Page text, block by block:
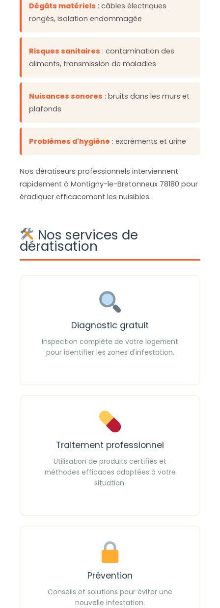
Dégâts matériels : câbles électriques
rongés, isolation endommagée
Risques sanitaires : contamination des
aliments, transmission de maladies
Nuisances sonores : bruits dans les murs et
plafonds
Problèmes d'hygiène : excréments et urine
Nos dératiseurs professionnels interviennent
rapidement à Montigny-le-Bretonneux 78180 pour
éradiquer efficacement les nuisibles.
Nos services de
dératisation
Diagnostic gratuit
Inspection complète de votre logement
pour identifier les zones d'infestation.
Traitement professionnel
Utilisation de produits certifiés et
méthodes efficaces adaptées à votre
situation.
Prévention
Conseils et solutions pour éviter une
nouvelle infestation.